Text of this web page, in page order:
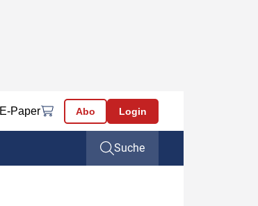
E-Paper Abo Login
Suche